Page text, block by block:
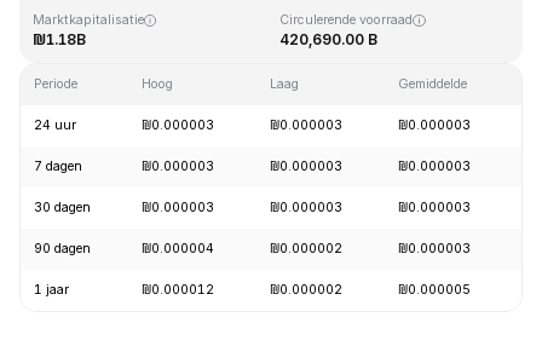
Marktkapitalisatie
₪1.18B
Circulerende voorraad
420,690.00 B
Periode Hoog Laag Gemiddelde
24 uur ₪0.000003 ₪0.000003 ₪0.000003
7 dagen ₪0.000003 ₪0.000003 ₪0.000003
30 dagen ₪0.000003 ₪0.000003 ₪0.000003
90 dagen ₪0.000004 ₪0.000002 ₪0.000003
1 jaar ₪0.000012 ₪0.000002 ₪0.000005